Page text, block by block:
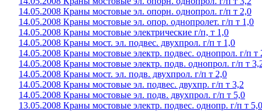
14.05.2008 Краны мостовые эл. опорн. однопрол. г/п т 2,0
14.05.2008 Краны мостовые эл. опор. однопролет. г/п т 1,0
14.05.2008 Краны мостовые электрические г/п, т 1,0
14.05.2008 Краны мост. эл. подвес. двухпрол. г/п т 1,0
14.05.2008 Краны мостовые электр. подвес. однопрол. г/п т
14.05.2008 Краны мостовые электр. подв. однопрол. г/п т
14.05.2008 Краны мост. эл. подв. двухпрол. г/п т 2,0
14.05.2008 Краны мостовые эл. подвес. двухпр. г/п т 3,2
14.05.2008 Краны мостовые эл. подв. двухпрол. г/п т 5,0
13.05.2008 Краны мостовые электр. подвес. однопр. г/п т 5,0